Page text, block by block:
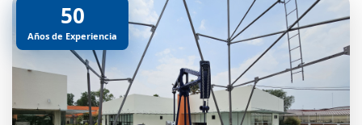
50
Años de Experiencia